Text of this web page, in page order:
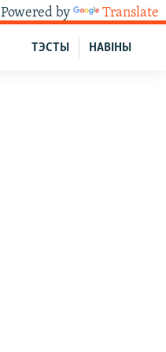
Powered by Translate
НАВІНЫ
ТЭСТЫ